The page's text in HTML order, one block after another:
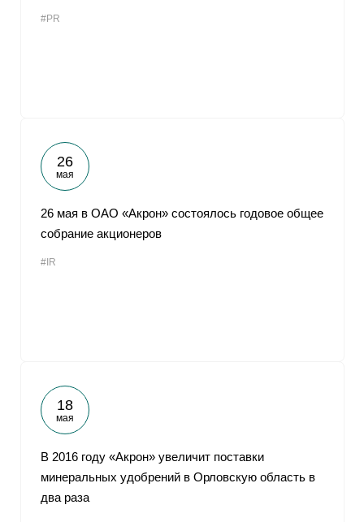
#PR
26
мая
26 мая в ОАО «Акрон» состоялось годовое общее
собрание акционеров
#IR
18
мая
В 2016 году «Акрон» увеличит поставки
минеральных удобрений в Орловскую область в
два раза